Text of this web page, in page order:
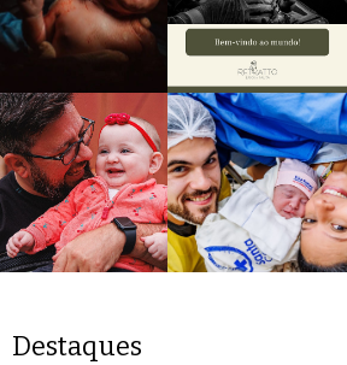
Destaques